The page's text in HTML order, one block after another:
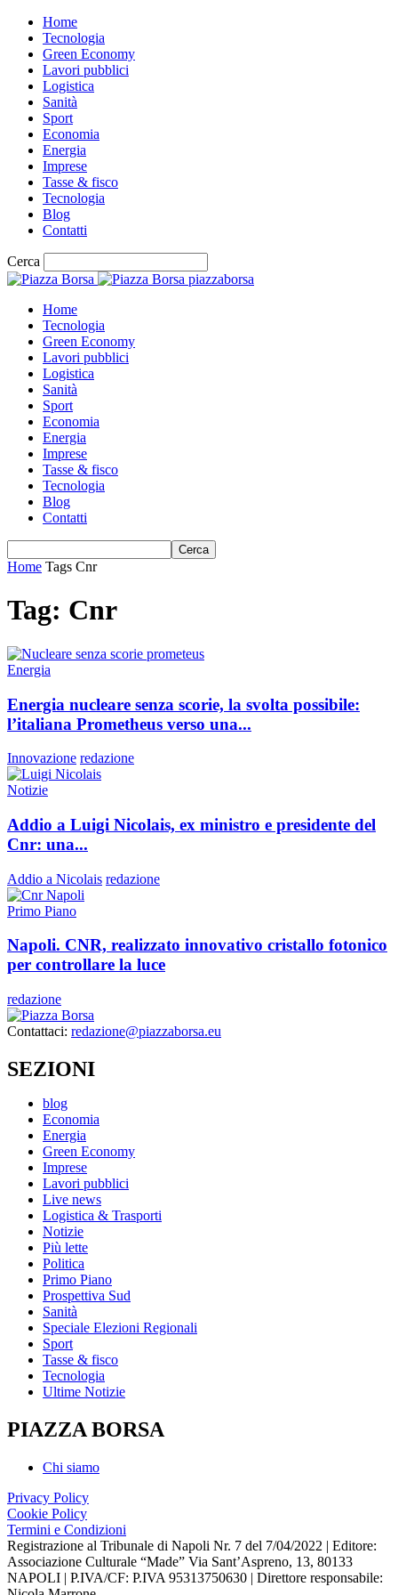
Home
Tecnologia
Green Economy
Lavori pubblici
Logistica
Sanità
Sport
Economia
Energia
Imprese
Tasse & fisco
Tecnologia
Blog
Contatti
Cerca
piazzaborsa
Home
Tecnologia
Green Economy
Lavori pubblici
Logistica
Sanità
Sport
Economia
Energia
Imprese
Tasse & fisco
Tecnologia
Blog
Contatti
Home Tags Cnr
Tag: Cnr
Energia
Energia nucleare senza scorie, la svolta possibile:
l’italiana Prometheus verso una...
Innovazione redazione
Notizie
Addio a Luigi Nicolais, ex ministro e presidente del
Cnr: una...
Addio a Nicolais redazione
Primo Piano
Napoli. CNR, realizzato innovativo cristallo fotonico
per controllare la luce
redazione
Contattaci: redazione@piazzaborsa.eu
SEZIONI
blog
Economia
Energia
Green Economy
Imprese
Lavori pubblici
Live news
Logistica & Trasporti
Notizie
Più lette
Politica
Primo Piano
Prospettiva Sud
Sanità
Speciale Elezioni Regionali
Sport
Tasse & fisco
Tecnologia
Ultime Notizie
PIAZZA BORSA
Chi siamo
Privacy Policy
Cookie Policy
Termini e Condizioni
Registrazione al Tribunale di Napoli Nr. 7 del 7/04/2022 | Editore:
Associazione Culturale “Made” Via Sant’Aspreno, 13, 80133
NAPOLI | P.IVA/CF: P.IVA 95313750630 | Direttore responsabile: